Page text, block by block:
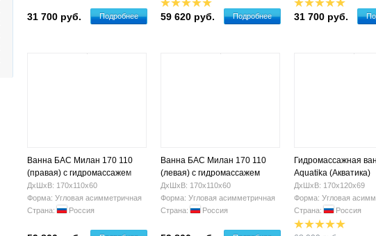
31 700 руб. Подробнее 59 620 руб. Подробнее 31 700 руб.
Ванна БАС Милан 170 110
(правая) с гидромассажем
ДхШхВ: 170х110х60
Форма: Угловая асимметричная
Страна:
Россия
Ванна БАС Милан 170 110
(левая) с гидромассажем
ДхШхВ: 170х110х60
Форма: Угловая асимметричная
Страна:
Россия
Гидромассажная
Aquatika (Акватика)
Альтернатива
(левая)
ДхШхВ: 170х120х69
Форма: Угловая
Страна:
Россия